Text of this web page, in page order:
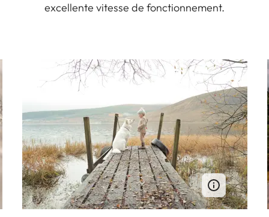
excellente vitesse de fonctionnement.